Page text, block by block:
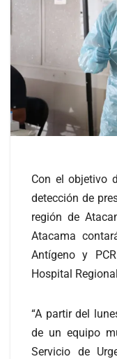
Con el objetivo
detección de
región de
Atacama
Antígeno y
Hospital
“A partir del
de un equipo
Servicio de